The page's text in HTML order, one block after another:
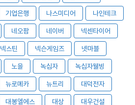
기업은행 나스미디어 나인테크
네오팜 네이버 넥센타이어
넥스틴 넥슨게임즈 넷마블
노을 녹십자 녹십자웰빙
뉴로메카 뉴트리 대덕전자
대봉엘에스 대상 대우건설